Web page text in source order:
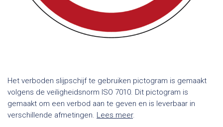
Het verboden slijpschijf te gebruiken pictogram is gemaakt
volgens de veiligheidsnorm ISO 7010. Dit pictogram is
gemaakt om een verbod aan te geven en is leverbaar in
verschillende afmetingen. Lees meer.